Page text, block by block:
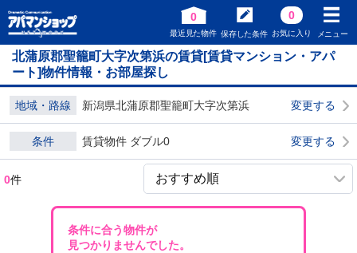
0
最近見た物件 保存した条件
0
お気に入り メニュー
北蒲原郡聖籠町大字次第浜の賃貸[賃貸マンション・アパ
ート]物件情報・お部屋探し
地域・路線 新潟県北蒲原郡聖籠町大字次第浜 変更する
条件 賃貸物件 ダブル0 変更する
0件
条件に合う物件が
見つかりませんでした。